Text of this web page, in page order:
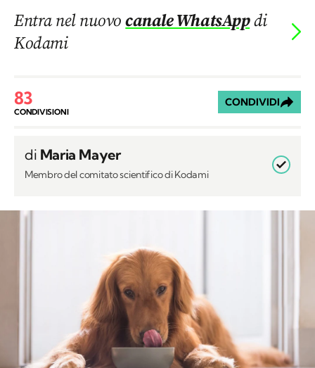
Entra nel nuovocanale WhatsAppdi
Kodami
83
CONDIVISIONI
CONDIVIDI
di Maria Mayer
Membro del comitato scientifico di Kodami